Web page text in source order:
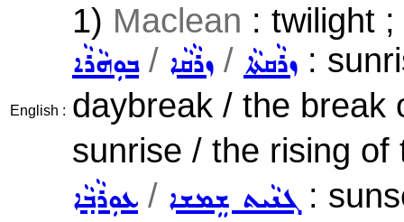
English :
1) Maclean : twilight
ܒܘܼܗܵܪܵܐ/ ܙܪܵܩܵܐ / ܙܪܵܩܬܵܐ :
daybreak / the
sunrise / the rising
ܥܘܼܪܵܒ݂ܵܐ / ܓܢܵܝܬ ܫܸܡܫܐ :